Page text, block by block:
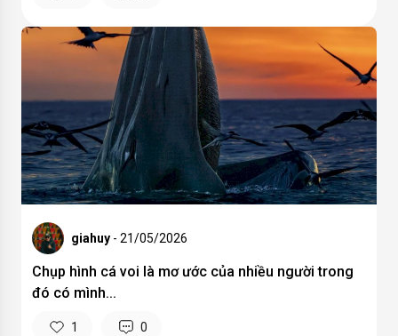
giahuy - 21/05/2026
Chụp hình cá voi là mơ ước của nhiều người trong
đó có mình...
1 0